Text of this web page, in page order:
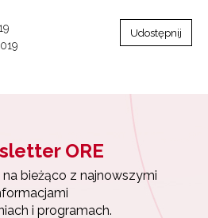
Udostępnij
ORE
na bieżąco z najnowszymi
i programach.